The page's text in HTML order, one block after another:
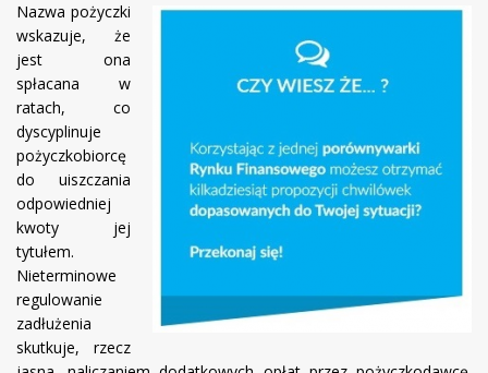
Nazwa pożyczki
wskazuje, że
jest ona
spłacana w
ratach, co
dyscyplinuje
pożyczkobiorcę
do uiszczania
odpowiedniej
kwoty jej
tytułem.
Nieterminowe
regulowanie
zadłużenia
skutkuje, rzecz